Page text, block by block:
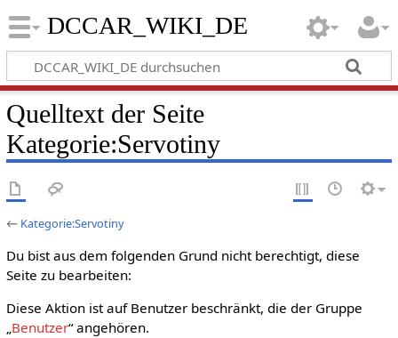
DCCAR_WIKI_DE
Quelltext der Seite
Kategorie:Servotiny
← Kategorie:Servotiny
Du bist aus dem folgenden Grund nicht berechtigt, diese
Seite zu bearbeiten:
Diese Aktion ist auf Benutzer beschränkt, die der Gruppe
„Benutzer“ angehören.